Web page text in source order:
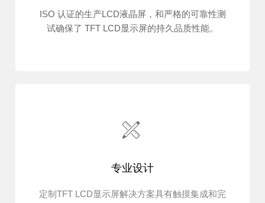
ISO 认证的生产LCD液晶屏，和严格的可靠性测
试确保了 TFT LCD显示屏的持久品质性能。
专业设计
定制TFT LCD显示屏解决方案具有触摸集成和完